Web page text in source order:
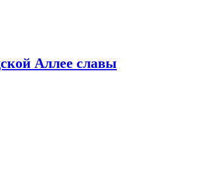
Аллее славы